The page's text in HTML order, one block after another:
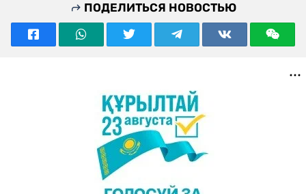
ПОДЕЛИТЬСЯ НОВОСТЬЮ